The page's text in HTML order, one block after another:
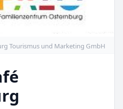
Tourismus und Marketing GmbH